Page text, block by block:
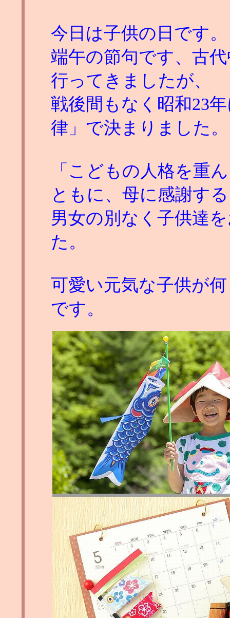
今日は子供の日です。
端午の節句です、古
行ってきましたが、
戦後間もなく昭和23
律」で決まりました。
「こどもの人格を重
ともに、母に感謝す
男女の別なく子供達
た。
可愛い元気な子供が
です。